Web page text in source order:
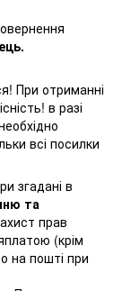
При отриманні
в разі
всі посилки
згадані в
та
прав
(крім
на пошті при